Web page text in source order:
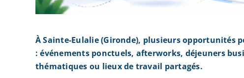
À Sainte-Eulalie (Gironde), plusieurs opportunités
: événements ponctuels, afterworks, déjeuners
thématiques ou lieux de travail partagés.